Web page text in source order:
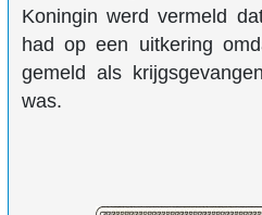
Koningin werd vermeld
had op een uitkering
gemeld als
was.